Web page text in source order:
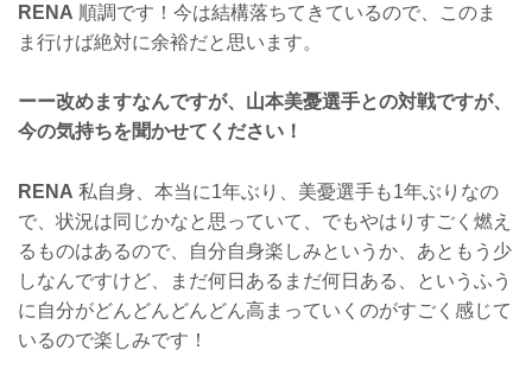
RENA 順調です！今は結構落ちてきているので、このま
ま行けば絶対に余裕だと思います。
ーー改めますなんですが、山本美憂選手との対戦ですが、
今の気持ちを聞かせてください！
RENA 私自身、本当に1年ぶり、美憂選手も1年ぶりなの
で、状況は同じかなと思っていて、でもやはりすごく燃え
るものはあるので、自分自身楽しみというか、あともう少
しなんですけど、まだ何日あるまだ何日ある、というふう
に自分がどんどんどんどん高まっていくのがすごく感じて
いるので楽しみです！